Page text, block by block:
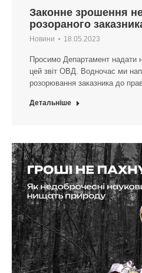
Законне зрошення
розораного
Новини 18.05.2023
Просимо Департамент надати
цей звіт ОВД. Водночас ми
розорювання заказника до
Детальніше